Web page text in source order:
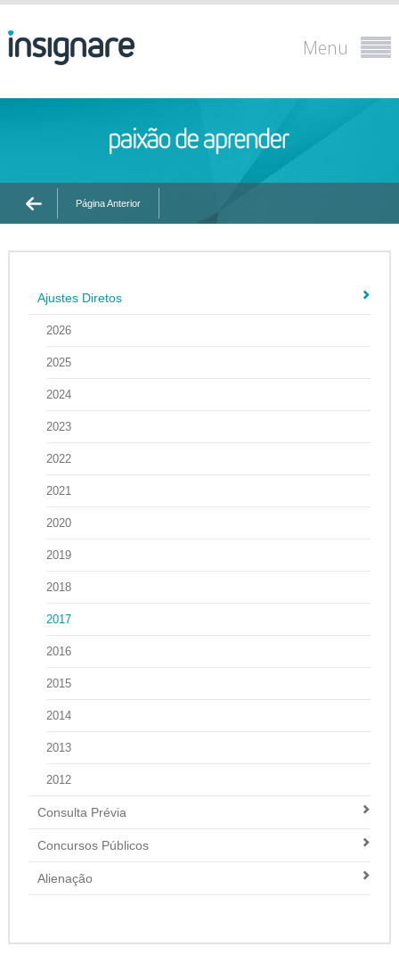
Menu
Página Anterior
Ajustes Diretos
2026
2025
2024
2023
2022
2021
2020
2019
2018
2017
2016
2015
2014
2013
2012
Consulta Prévia
Concursos Públicos
Alienação